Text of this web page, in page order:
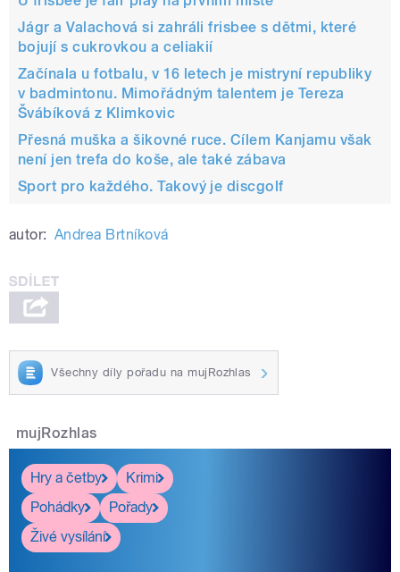
Jágr a Valachová si zahráli frisbee s dětmi, které
bojují s cukrovkou a celiakií
Začínala u fotbalu, v 16 letech je mistryní republiky
v badmintonu. Mimořádným talentem je Tereza
Švábíková z Klimkovic
Přesná muška a šikovné ruce. Cílem Kanjamu však
není jen trefa do koše, ale také zábava
Sport pro každého. Takový je discgolf
autor: Andrea Brtníková
Všechny díly pořadu na mujRozhlas
mujRozhlas
Hry a četby
Krimi
Pohádky
Pořady
Živé vysílání